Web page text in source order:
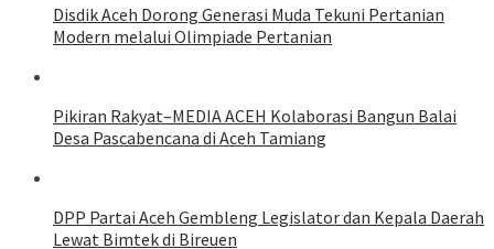
Disdik Aceh Dorong Generasi Muda Tekuni Pertanian
Modern melalui Olimpiade Pertanian
Pikiran Rakyat–MEDIA ACEH Kolaborasi Bangun Balai
Desa Pascabencana di Aceh Tamiang
DPP Partai Aceh Gembleng Legislator dan Kepala Daerah
Lewat Bimtek di Bireuen